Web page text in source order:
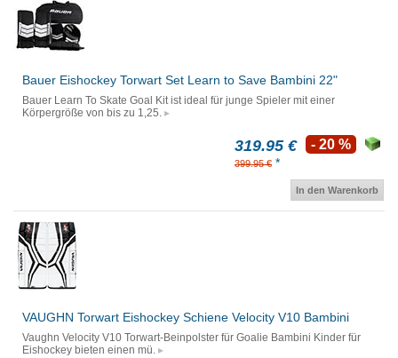
Bauer Eishockey Torwart Set Learn to Save Bambini 22"
Bauer Learn To Skate Goal Kit ist ideal für junge Spieler mit einer
Körpergröße von bis zu 1,25.
319.95 €
399.95 € *
- 20 %
In den Warenkorb
VAUGHN Torwart Eishockey Schiene Velocity V10 Bambini
Vaughn Velocity V10 Torwart-Beinpolster für Goalie Bambini Kinder für
Eishockey bieten einen mü.